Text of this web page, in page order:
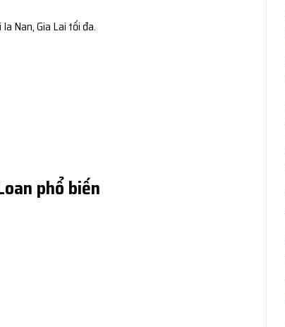
Nan, Gia Lai tối đa.
phổ biến